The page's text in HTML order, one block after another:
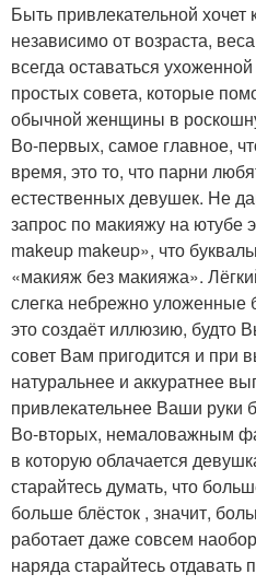
Быть привлекательной
независимо от возраста,
всегда оставаться
простых совета, которые
обычной женщины в
Во-первых, самое главное,
время, это то, что парни
естественных девушек. Не
запрос по макияжу на ютубе
makeup makeup», что
«макияж без макияжа».
слегка небрежно уложенные
это создаёт иллюзию, будто
совет Вам пригодится и при
натуральнее и аккуратнее
привлекательнее Ваши руки
Во-вторых, немаловажным
в которую облачается
старайтесь думать, что
больше блёсток , значит,
работает даже совсем
наряда старайтесь отдавать